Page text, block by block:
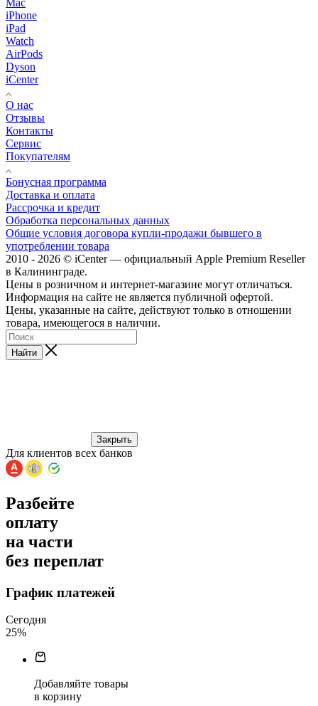
iPhone
iPad
Watch
AirPods
Dyson
iCenter
О нас
Отзывы
Контакты
Сервис
Покупателям
Бонусная программа
Доставка и оплата
Рассрочка и кредит
Обработка персональных данных
Общие условия договора купли-продажи бывшего в
употреблении товара
2010 - 2026 © iCenter — официальный Apple Premium Reseller
в Калининграде.
Цены в розничном и интернет-магазине могут отличаться.
Информация на сайте не является публичной офертой.
Цены, указанные на сайте, действуют только в отношении
товара, имеющегося в наличии.
Найти
Закрыть
Для клиентов всех банков
Разбейте
оплату
на части
без переплат
График платежей
Сегодня
25%
Добавляйте товары
в корзину